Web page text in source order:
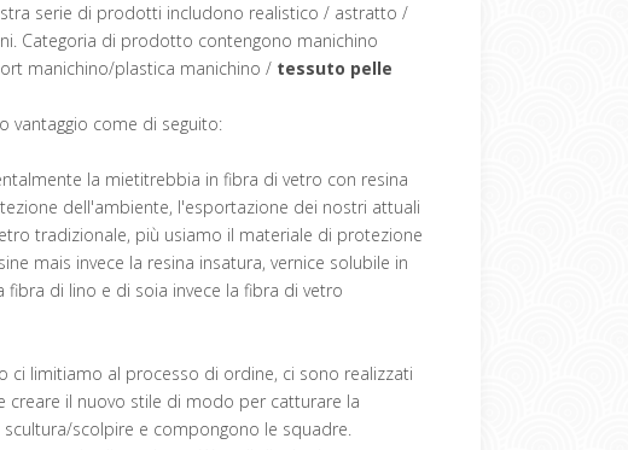
serie di prodotti includono realistico / astratto /
Categoria di prodotto contengono manichino
manichino/plastica manichino / tessuto pelle
vantaggio come di seguito:
la mietitrebbia in fibra di vetro con resina
dell'ambiente, l'esportazione dei nostri attuali
tradizionale, più usiamo il materiale di protezione
mais invece la resina insatura, vernice solubile in
fibra di lino e di soia invece la fibra di vetro
ci limitiamo al processo di ordine, ci sono realizzati
creare il nuovo stile di modo per catturare la
scolpire e compongono le squadre.